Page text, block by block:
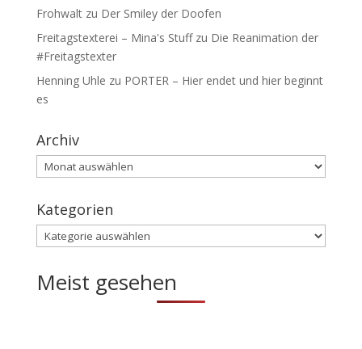
Frohwaltzu Der Smiley der Doofen
Freitagstexterei – Mina's Stuffzu Die Reanimation der
#Freitagstexter
Henning Uhle zu PORTER – Hier endet und hier beginnt
es
Archiv
Archiv
Kategorien
Kategorien
Meist gesehen